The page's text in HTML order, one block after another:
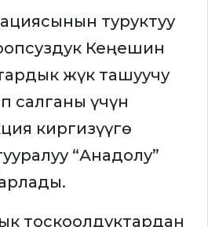
туруктуу
Кеңешин
жүк ташуучу
салганы үчүн
киргизүүгө
“Анадолу”
тоскоолдуктардан